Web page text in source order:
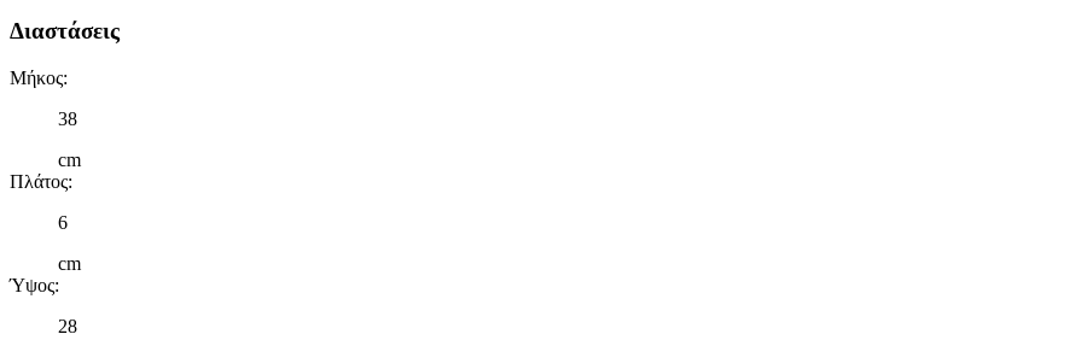
Διαστάσεις
Μήκος:
38
cm
Πλάτος:
6
cm
Ύψος:
28